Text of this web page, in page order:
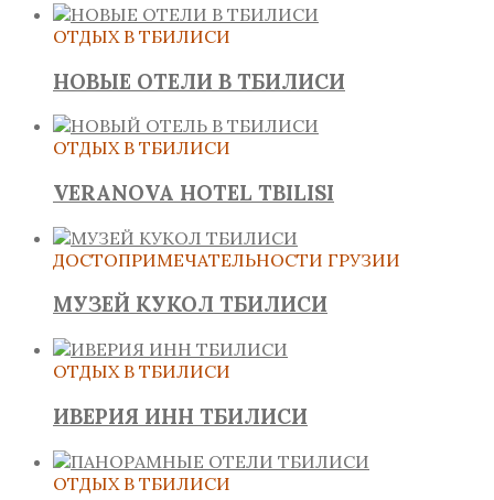
ОТДЫХ В ТБИЛИСИ
НОВЫЕ ОТЕЛИ В ТБИЛИСИ
ОТДЫХ В ТБИЛИСИ
VERANOVA HOTEL TBILISI
ДОСТОПРИМЕЧАТЕЛЬНОСТИ ГРУЗИИ
МУЗЕЙ КУКОЛ ТБИЛИСИ
ОТДЫХ В ТБИЛИСИ
ИВЕРИЯ ИНН ТБИЛИСИ
ОТДЫХ В ТБИЛИСИ